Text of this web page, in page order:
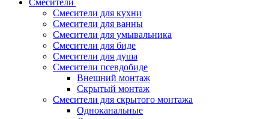
Смесители
Смесители для кухни
Смесители для ванны
Смесители для умывальника
Смесители для биде
Смесители для душа
Смесители псевдобиде
Внешний монтаж
Скрытый монтаж
Смесители для скрытого монтажа
Одноканальные